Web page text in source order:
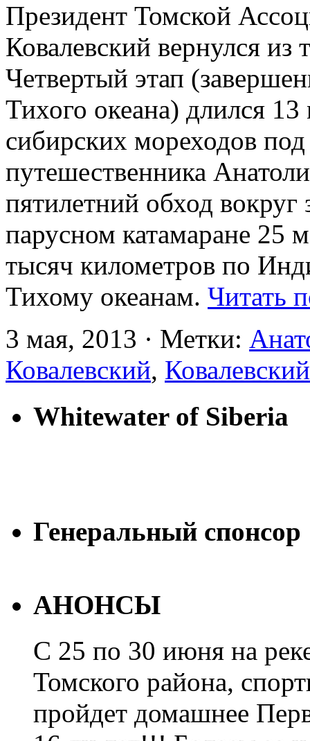
Президент Томской
Ковалевский вернулся из
Четвертый этап
Тихого океана) длился
сибирских мореходов
путешественника
пятилетний обход
парусном катамаране 25
тысяч километров по
Тихому океанам. Читать
3 мая, 2013 · Метки:
Ковалевский, Ковалевский
Whitewater of Siberia
Генеральный спонсор
АНОНСЫ
С 25 по 30 июня на
Томского района,
пройдет домашнее